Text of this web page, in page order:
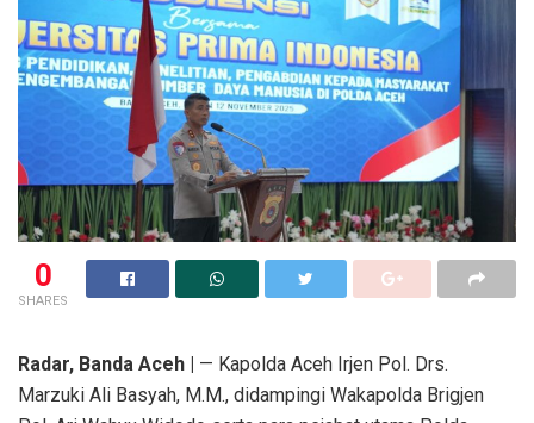
0
SHARES
Radar, Banda Aceh | — Kapolda Aceh Irjen Pol. Drs.
Marzuki Ali Basyah, M.M., didampingi Wakapolda Brigjen